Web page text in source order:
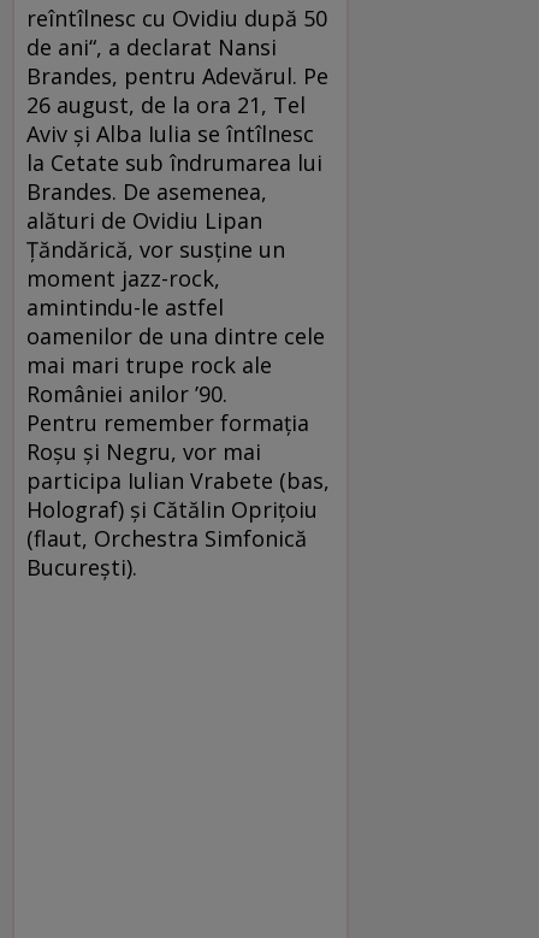
reîntîlnesc cu Ovidiu după 50
de ani“, a declarat Nansi
Brandes, pentru Adevărul. Pe
26 august, de la ora 21, Tel
Aviv şi Alba Iulia se întîlnesc
la Cetate sub îndrumarea lui
Brandes. De asemenea,
alături de Ovidiu Lipan
Ţăndărică, vor susţine un
moment jazz-rock,
amintindu-le astfel
oamenilor de una dintre cele
mai mari trupe rock ale
României anilor ’90.
Pentru remember formaţia
Roşu şi Negru, vor mai
participa Iulian Vrabete (bas,
Holograf) şi Cătălin Opriţoiu
(flaut, Orchestra Simfonică
Bucureşti).